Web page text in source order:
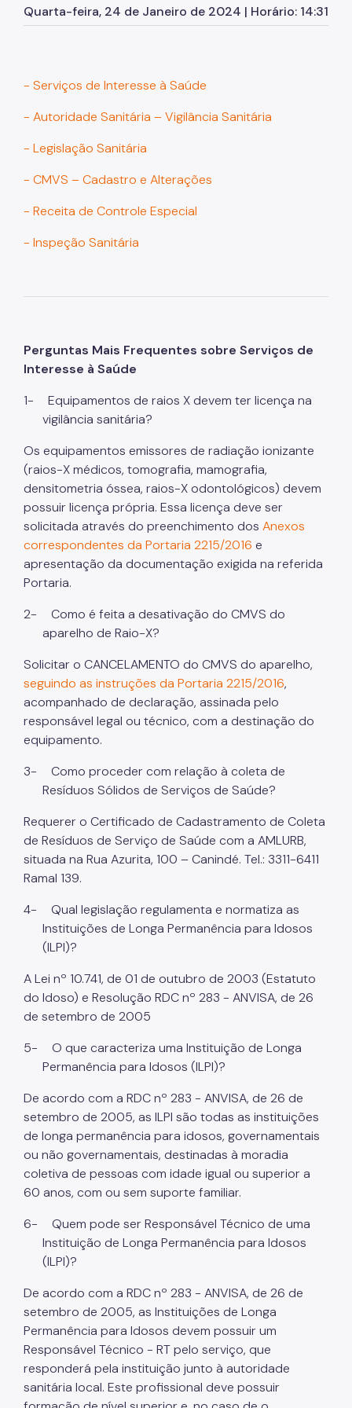
Queixa Técnica de Produtos
Licença Sanitária - CMVS
Perguntas Frequentes
Quarta-feira, 24 de Janeiro de 2024 | Horário: 14:31
- Serviços de Interesse à Saúde
- Autoridade Sanitária – Vigilância Sanitária
- Legislação Sanitária
- CMVS – Cadastro e Alterações
- Receita de Controle Especial
- Inspeção Sanitária
Perguntas Mais Frequentes sobre Serviços de
Interesse à Saúde
1-
Equipamentos de raios X devem ter licença na
vigilância sanitária?
Os equipamentos emissores de radiação ionizante
(raios-X médicos, tomografia, mamografia,
densitometria óssea, raios-X odontológicos) devem
possuir licença própria. Essa licença deve ser
solicitada através do preenchimento dos Anexos
correspondentes da Portaria 2215/2016 e
apresentação da documentação exigida na referida
Portaria.
2-
Como é feita a desativação do CMVS do
aparelho de Raio-X?
Solicitar o CANCELAMENTO do CMVS do aparelho,
seguindo as instruções da Portaria 2215/2016,
acompanhado de declaração, assinada pelo
responsável legal ou técnico, com a destinação do
equipamento.
3-
Como proceder com relação à coleta de
Resíduos Sólidos de Serviços de Saúde?
Requerer o Certificado de Cadastramento de Coleta
de Resíduos de Serviço de Saúde com a AMLURB,
situada na Rua Azurita, 100 – Canindé. Tel.: 3311-6411
Ramal 139.
4-
Qual legislação regulamenta e normatiza as
Instituições de Longa Permanência para Idosos
(ILPI)?
A Lei nº 10.741, de 01 de outubro de 2003 (Estatuto
do Idoso) e Resolução RDC nº 283 - ANVISA, de 26
de setembro de 2005
5-
O que caracteriza uma Instituição de Longa
Permanência para Idosos (ILPI)?
De acordo com a RDC nº 283 - ANVISA, de 26 de
setembro de 2005, as ILPI são todas as instituições
de longa permanência para idosos, governamentais
ou não governamentais, destinadas à moradia
coletiva de pessoas com idade igual ou superior a
60 anos, com ou sem suporte familiar.
6-
Quem pode ser Responsável Técnico de uma
Instituição de Longa Permanência para Idosos
(ILPI)?
De acordo com a RDC nº 283 - ANVISA, de 26 de
setembro de 2005, as Instituições de Longa
Permanência para Idosos devem possuir um
Responsável Técnico - RT pelo serviço, que
responderá pela instituição junto à autoridade
sanitária local. Este profissional deve possuir